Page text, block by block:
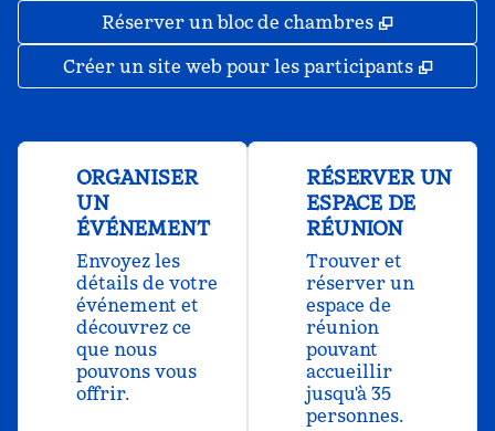
Réserver un bloc de chambres ,
Créer un site web pour les participants ,
ORGANISER
UN
ÉVÉNEMENT
Envoyez les
détails de votre
événement et
découvrez ce
que nous
pouvons vous
offrir.
RÉSERVER UN
ESPACE DE
RÉUNION
Trouver et
réserver un
espace de
réunion
pouvant
accueillir
jusqu'à 35
personnes.